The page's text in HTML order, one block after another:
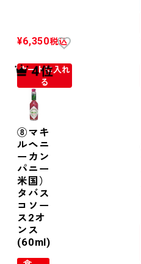
¥6,350税込
カートに入れ
る
⑧マキ
ルヘニ
ーカン
パニー
米国）
タバス
コソー
ス2オ
ンス
(60ml)